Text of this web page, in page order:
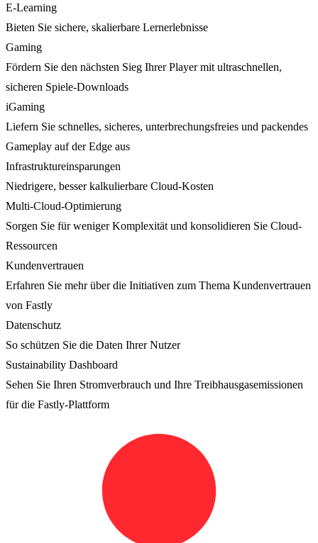
E-Learning
Bieten Sie sichere, skalierbare Lernerlebnisse
Gaming
Fördern Sie den nächsten Sieg Ihrer Player mit ultraschnellen,
sicheren Spiele-Downloads
iGaming
Liefern Sie schnelles, sicheres, unterbrechungsfreies und packendes
Gameplay auf der Edge aus
Infrastruktureinsparungen
Niedrigere, besser kalkulierbare Cloud-Kosten
Multi-Cloud-Optimierung
Sorgen Sie für weniger Komplexität und konsolidieren Sie Cloud-
Ressourcen
Kundenvertrauen
Erfahren Sie mehr über die Initiativen zum Thema Kundenvertrauen
von Fastly
Datenschutz
So schützen Sie die Daten Ihrer Nutzer
Sustainability Dashboard
Sehen Sie Ihren Stromverbrauch und Ihre Treibhausgasemissionen
für die Fastly-Plattform